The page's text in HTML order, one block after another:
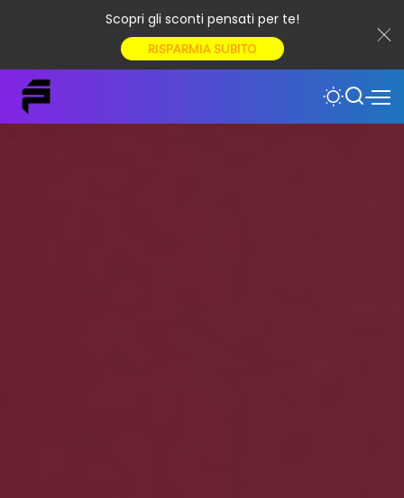
Scopri gli sconti pensati per te!
RISPARMIA SUBITO